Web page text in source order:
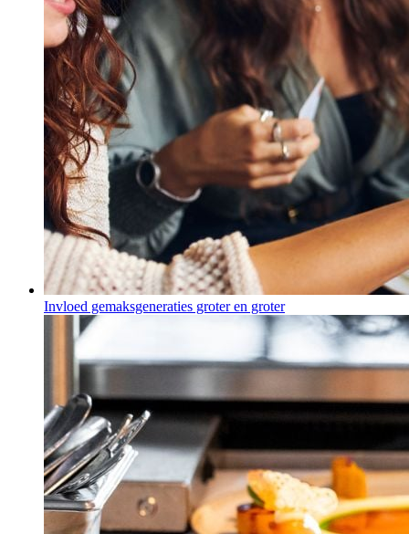
Invloed gemaksgeneraties groter en groter